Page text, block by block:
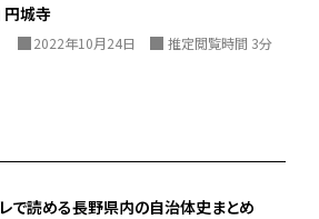
円城寺
2022年10月24日 推定閲覧時間 3分
で読める長野県内の自治体史まとめ